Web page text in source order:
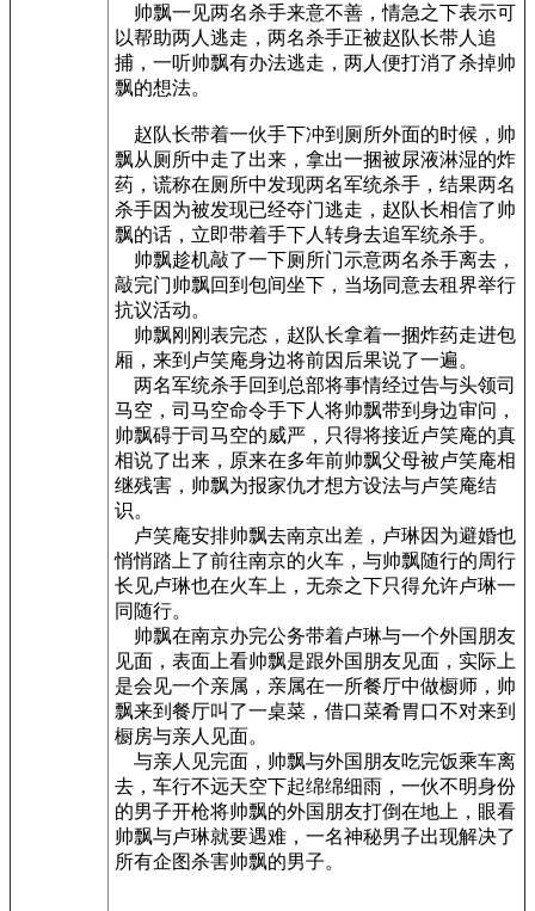
帅飘一见两名杀手来意不善，情急之下表示可
以帮助两人逃走，两名杀手正被赵队长带人追
捕，一听帅飘有办法逃走，两人便打消了杀掉帅
飘的想法。
赵队长带着一伙手下冲到厕所外面的时候，帅
飘从厕所中走了出来，拿出一捆被尿液淋湿的炸
药，谎称在厕所中发现两名军统杀手，结果两名
杀手因为被发现已经夺门逃走，赵队长相信了帅
飘的话，立即带着手下人转身去追军统杀手。
帅飘趁机敲了一下厕所门示意两名杀手离去，
敲完门帅飘回到包间坐下，当场同意去租界举行
抗议活动。
帅飘刚刚表完态，赵队长拿着一捆炸药走进包
厢，来到卢笑庵身边将前因后果说了一遍。
两名军统杀手回到总部将事情经过告与头领司
马空，司马空命令手下人将帅飘带到身边审问，
帅飘碍于司马空的威严，只得将接近卢笑庵的真
相说了出来，原来在多年前帅飘父母被卢笑庵相
继残害，帅飘为报家仇才想方设法与卢笑庵结
识。
卢笑庵安排帅飘去南京出差，卢琳因为避婚也
悄悄踏上了前往南京的火车，与帅飘随行的周行
长见卢琳也在火车上，无奈之下只得允许卢琳一
同随行。
帅飘在南京办完公务带着卢琳与一个外国朋友
见面，表面上看帅飘是跟外国朋友见面，实际上
是会见一个亲属，亲属在一所餐厅中做橱师，帅
飘来到餐厅叫了一桌菜，借口菜肴胃口不对来到
橱房与亲人见面。
与亲人见完面，帅飘与外国朋友吃完饭乘车离
去，车行不远天空下起绵绵细雨，一伙不明身份
的男子开枪将帅飘的外国朋友打倒在地上，眼看
帅飘与卢琳就要遇难，一名神秘男子出现解决了
所有企图杀害帅飘的男子。